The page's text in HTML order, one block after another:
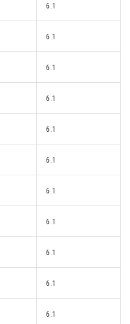
6.1
6.1
6.1
6.1
6.1
6.1
6.1
6.1
6.1
6.1
6.1